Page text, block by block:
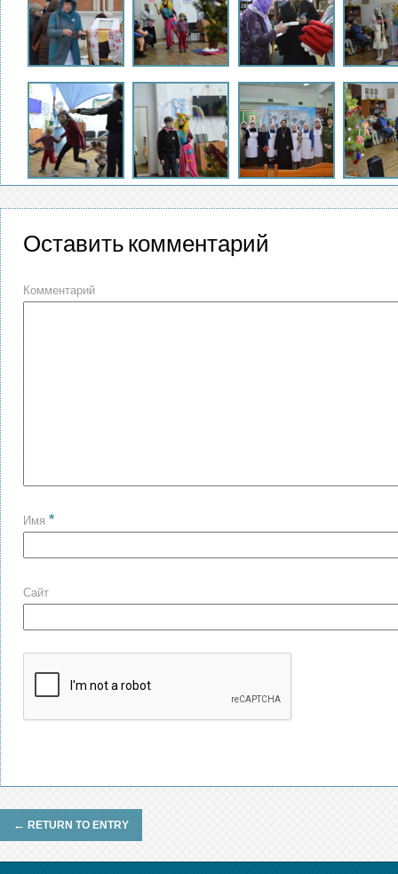
Оставить комментарий
Комментарий
Имя *
Сайт
← RETURN TO ENTRY